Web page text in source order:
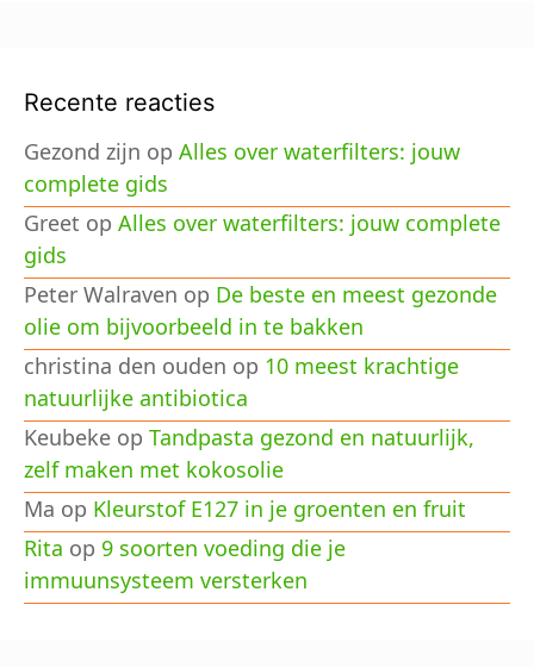
Recente reacties
Gezond zijn op Alles over waterfilters: jouw
complete gids
Greet op Alles over waterfilters: jouw complete
gids
Peter Walraven op De beste en meest gezonde
olie om bijvoorbeeld in te bakken
christina den ouden op 10 meest krachtige
natuurlijke antibiotica
Keubeke op Tandpasta gezond en natuurlijk,
zelf maken met kokosolie
Ma op Kleurstof E127 in je groenten en fruit
Rita op 9 soorten voeding die je
immuunsysteem versterken